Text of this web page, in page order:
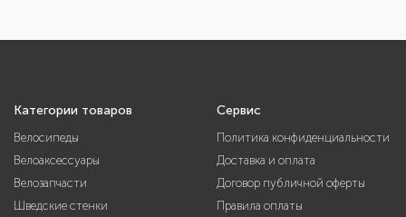
Категории товаров
Велосипеды
Велоаксессуары
Велозапчасти
Шведские стенки
Сервис
Политика конфиденциальности
Доставка и оплата
Договор публичной оферты
Правила оплаты